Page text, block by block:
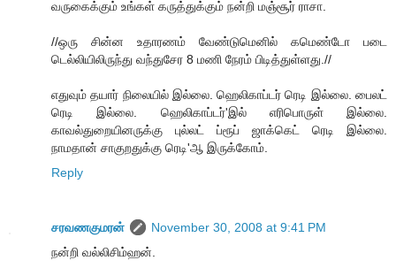
வருகைக்கும் உங்கள் கருத்துக்கும் நன்றி மஞ்சூர் ராசா.
//ஒரு சின்ன உதாரணம் வேண்டுமெனில் கமெண்டோ படை
டெல்லியிலிருந்து வந்துசேர 8 மணி நேரம் பிடித்துள்ளது.//
எதுவும் தயார் நிலையில் இல்லை. ஹெலிகாப்டர் ரெடி இல்லை. பைலட்
ரெடி இல்லை. ஹெலிகாப்டர்'இல் எரிபொருள் இல்லை.
காவல்துறையினருக்கு புல்லட் ப்ரூப் ஜாக்கெட் ரெடி இல்லை.
நாமதான் சாகுறதுக்கு ரெடி'ஆ இருக்கோம்.
Reply
சரவணகுமரன்
November 30, 2008 at 9:41 PM
நன்றி வல்லிசிம்ஹன்.